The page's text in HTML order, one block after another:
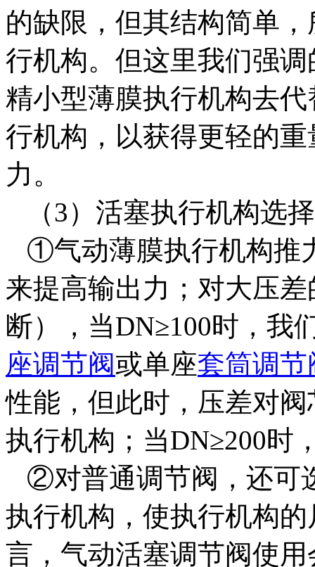
的缺限，但其结构简单
行机构。但这里我们强
精小型薄膜执行机构去
行机构，以获得更轻的
力。
（3）活塞执行机构选
①气动薄膜执行机构推
来提高输出力；对大压
断），当DN≥100时，我
座调节阀或单座套筒调节
性能，但此时，压差对
执行机构；当DN≥200时
②对普通调节阀，还可
执行机构，使执行机构
言，气动活塞调节阀使